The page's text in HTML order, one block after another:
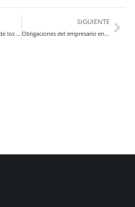
Las medidas preventivas de los riesgos psicosociales
SIGUIENTE
Obligaciones del empresario en materia de prevención de riesgos laborales